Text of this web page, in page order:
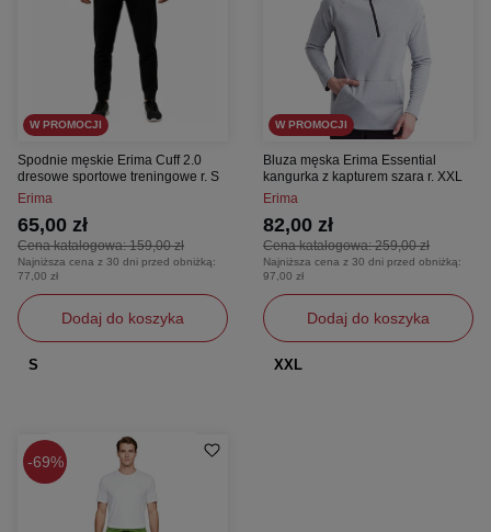
W PROMOCJI
Spodnie męskie Erima Cuff 2.0
dresowe sportowe treningowe r. S
Erima
Cena katalogowa:159,00 zł
65,00 zł
Najniższa cena z 30 dni przed obniżką:
77,00 zł
Dodaj do koszyka
S
W PROMOCJI
Bluza męska Erima Essential
kangurka z kapturem szara r. XXL
Erima
Cena katalogowa:259,00 zł
82,00 zł
Najniższa cena z 30 dni przed obniżką:
97,00 zł
Dodaj do koszyka
XXL
69%